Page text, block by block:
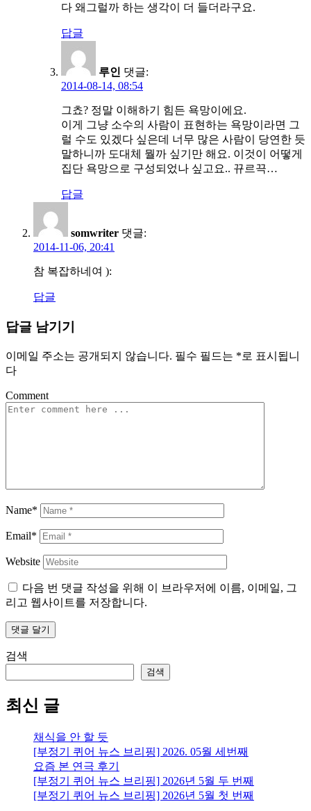
다 왜그럴까 하는 생각이 더 들더라구요.
답글
루인 댓글:
2014-08-14, 08:54
그쵸? 정말 이해하기 힘든 욕망이에요.
이게 그냥 소수의 사람이 표현하는 욕망이라면 그
럴 수도 있겠다 싶은데 너무 많은 사람이 당연한 듯
말하니까 도대체 뭘까 싶기만 해요. 이것이 어떻게
집단 욕망으로 구성되었나 싶고요.. 뀨르끅…
답글
somwriter 댓글:
2014-11-06, 20:41
참 복잡하네여 ):
답글
답글 남기기
이메일 주소는 공개되지 않습니다. 필수 필드는 *로 표시됩니
다
Comment
Name*
Email*
Website
다음 번 댓글 작성을 위해 이 브라우저에 이름, 이메일, 그
리고 웹사이트를 저장합니다.
검색
검색
최신 글
채식을 안 할 듯
[부정기 퀴어 뉴스 브리핑] 2026. 05월 세번째
요즘 본 연극 후기
[부정기 퀴어 뉴스 브리핑] 2026년 5월 두 번째
[부정기 퀴어 뉴스 브리핑] 2026년 5월 첫 번째